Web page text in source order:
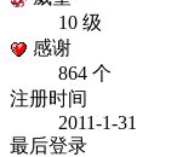
10 级
感谢
864 个
注册时间
2011-1-31
最后登录